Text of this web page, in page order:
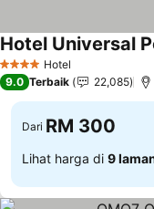
4 BintangHotel
Hotel Universal
9.0 Terbaik 22,085
Dari RM 300
Lihat harga di 9